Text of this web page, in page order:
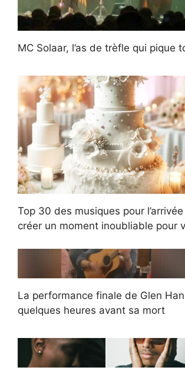
MC Solaar, l’as de trèfle qui pique
Top 30 des musiques pour
créer un moment inoubliable pour
La performance finale de Glen
quelques heures avant sa mort